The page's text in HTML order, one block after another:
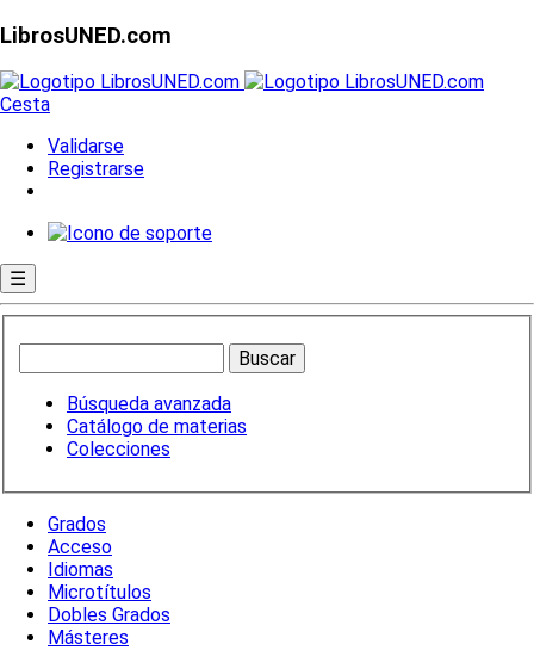
LibrosUNED.com
Cesta
Validarse
Registrarse
☰
Búsqueda avanzada
Catálogo de materias
Colecciones
Grados
Acceso
Idiomas
Microtítulos
Dobles Grados
Másteres